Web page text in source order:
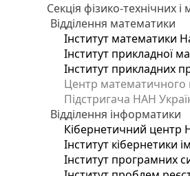
Секція фізико-технічних
Відділення математики
Інститут математики
Інститут прикладної
Інститут прикладних
Центр математичного
Підстригача НАН
Відділення інформатики
Кібернетичний центр
Інститут кібернетики
Інститут програмних